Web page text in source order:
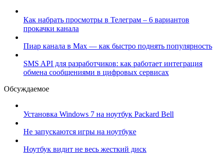
Как набрать просмотры в Телеграм – 6 вариантов
прокачки канала
Пиар канала в Max — как быстро поднять популярность
SMS API для разработчиков: как работает интеграция
обмена сообщениями в цифровых сервисах
Обсуждаемое
Установка Windows 7 на ноутбук Packard Bell
Не запускаются игры на ноутбуке
Ноутбук видит не весь жесткий диск